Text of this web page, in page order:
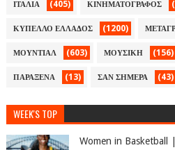
ΙΤΑΛΙΑ (405) ΚΙΝΗΜΑΤΟΓΡΑΦΟΣ
ΚΥΠΕΛΛΟ ΕΛΛΑΔΟΣ (1200)
ΜΟΥΝΤΙΑΛ (603) ΜΟΥΣΙΚΗ (156)
ΠΑΡΑΞΕΝΑ (13) ΣΑΝ ΣΗΜΕΡΑ (43)
WEEK'S TOP
Women in